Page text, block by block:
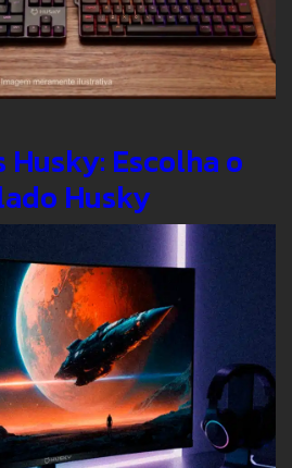
Escolha o
Husky